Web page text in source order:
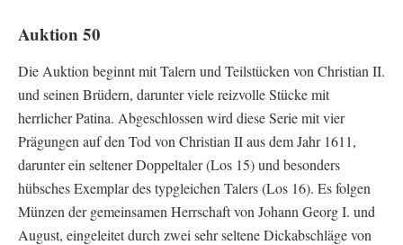
Auktion 50
Die Auktion beginnt mit Talern und Teilstücken von Christian II.
und seinen Brüdern, darunter viele reizvolle Stücke mit
herrlicher Patina. Abgeschlossen wird diese Serie mit vier
Prägungen auf den Tod von Christian II aus dem Jahr 1611,
darunter ein seltener Doppeltaler (Los 15) und besonders
hübsches Exemplar des typgleichen Talers (Los 16). Es folgen
Münzen der gemeinsamen Herrschaft von Johann Georg I. und
August, eingeleitet durch zwei sehr seltene Dickabschläge von